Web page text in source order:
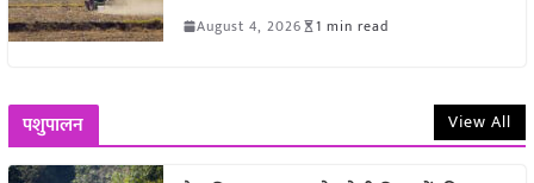
August 4, 2026 1 min read
पशुपालन View All